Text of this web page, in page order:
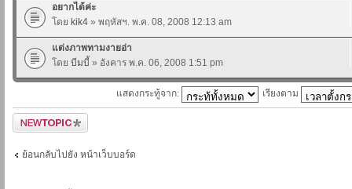
อยากได้ค่ะ
โดย kik4 » พฤหัสฯ. พ.ค. 08, 2008 12:13 am
แต่งภาพทามงายอ่า
โดย บีมบี้ » อังคาร พ.ค. 06, 2008 1:51 pm
แสดงกระทู้จาก: เรียงตาม
ตั้งกระทู้ใหม่
ย้อนกลับไปยัง หน้าเว็บบอร์ด